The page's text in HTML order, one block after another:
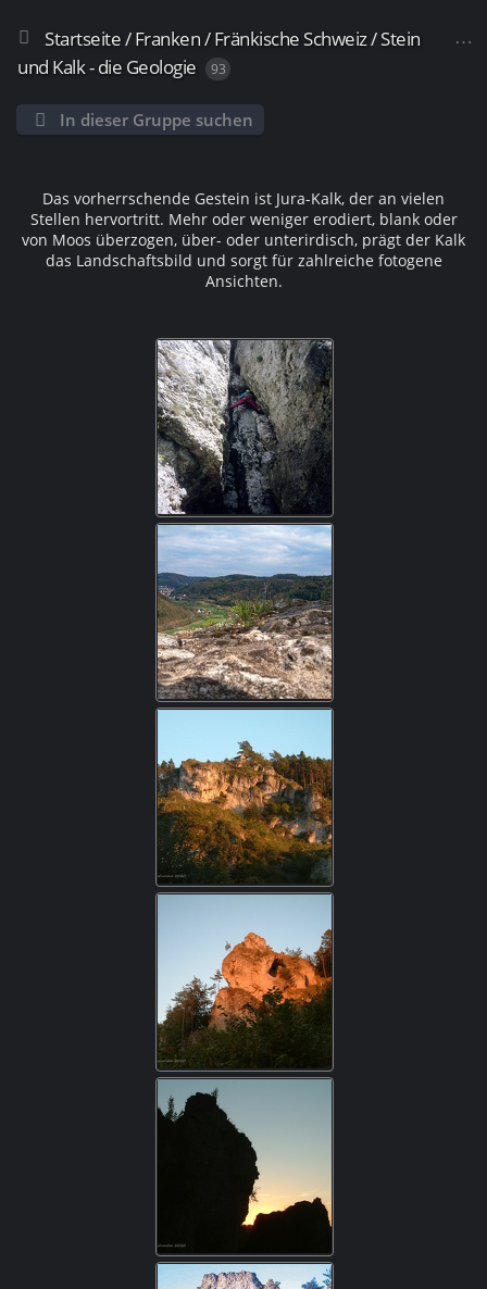
Startseite/Franken / Fränkische Schweiz/Stein
und Kalk - die Geologie
93
In dieser Gruppe suchen
Das vorherrschende Gestein ist Jura-Kalk, der an vielen
Stellen hervortritt. Mehr oder weniger erodiert, blank oder
von Moos überzogen, über- oder unterirdisch, prägt der Kalk
das Landschaftsbild und sorgt für zahlreiche fotogene
Ansichten.